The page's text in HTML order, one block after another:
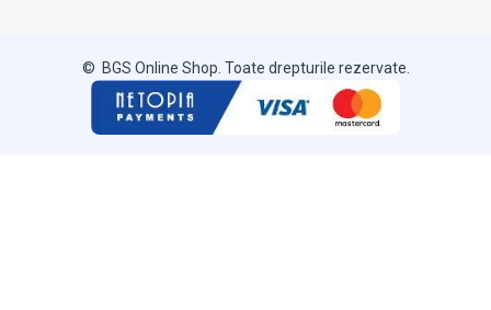
© BGS Online Shop. Toate drepturile rezervate.